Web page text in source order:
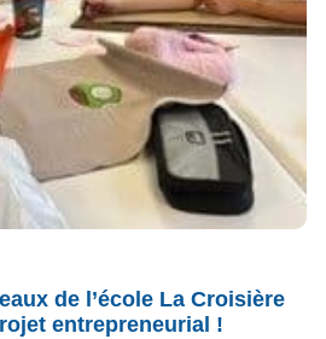
de l’école La Croisière
entrepreneurial !